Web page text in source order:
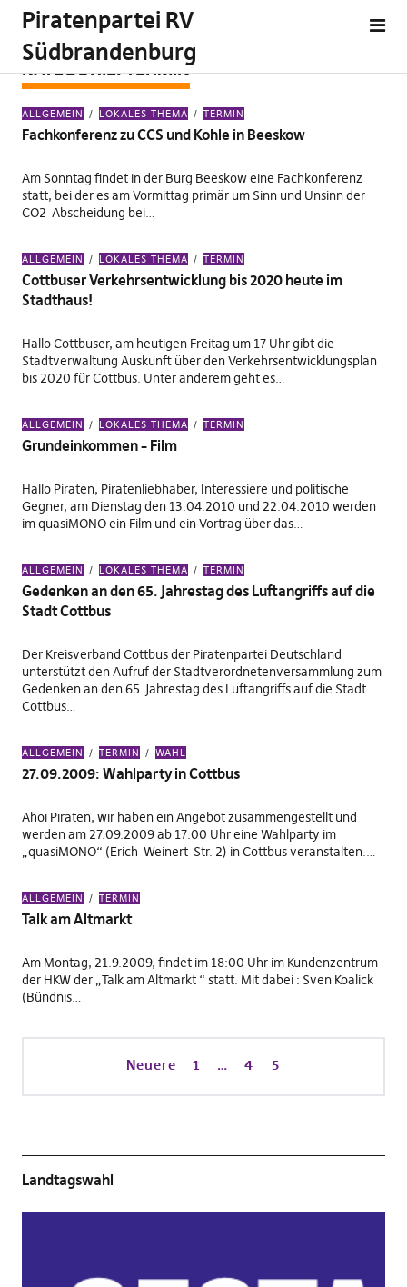
Piratenpartei RV
Südbrandenburg
KATEGORIE:TERMIN
ALLGEMEIN LOKALES THEMA TERMIN
Fachkonferenz zu CCS und Kohle in Beeskow
Am Sonntag findet in der Burg Beeskow eine Fachkonferenz
statt, bei der es am Vormittag primär um Sinn und Unsinn der
CO2-Abscheidung bei…
ALLGEMEIN LOKALES THEMA TERMIN
Cottbuser Verkehrsentwicklung bis 2020 heute im
Stadthaus!
Hallo Cottbuser, am heutigen Freitag um 17 Uhr gibt die
Stadtverwaltung Auskunft über den Verkehrsentwicklungsplan
bis 2020 für Cottbus. Unter anderem geht es…
ALLGEMEIN LOKALES THEMA TERMIN
Grundeinkommen – Film
Hallo Piraten, Piratenliebhaber, Interessiere und politische
Gegner, am Dienstag den 13.04.2010 und 22.04.2010 werden
im quasiMONO ein Film und ein Vortrag über das…
ALLGEMEIN LOKALES THEMA TERMIN
Gedenken an den 65. Jahrestag des Luftangriffs auf die
Stadt Cottbus
Der Kreisverband Cottbus der Piratenpartei Deutschland
unterstützt den Aufruf der Stadtverordnetenversammlung zum
Gedenken an den 65. Jahrestag des Luftangriffs auf die Stadt
Cottbus…
ALLGEMEIN TERMIN WAHL
27.09.2009: Wahlparty in Cottbus
Ahoi Piraten, wir haben ein Angebot zusammengestellt und
werden am 27.09.2009 ab 17:00 Uhr eine Wahlparty im
„quasiMONO“ (Erich-Weinert-Str. 2) in Cottbus veranstalten.…
ALLGEMEIN TERMIN
Talk am Altmarkt
Am Montag, 21.9.2009, findet im 18:00 Uhr im Kundenzentrum
der HKW der „Talk am Altmarkt “ statt. Mit dabei : Sven Koalick
(Bündnis…
Neuere 1 … 4 5
Landtagswahl